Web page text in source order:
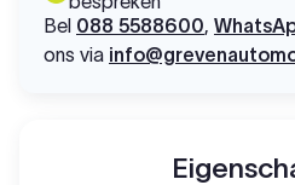
Bel 088 5588600,
ons via